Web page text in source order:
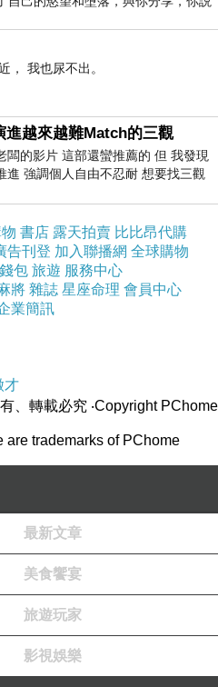
立刻要玩完， 留一半要
幾乎所有設施都不用排
場，不怕颳風下雨，這
的設施
電車/轉轉車/老爺車
儸紀探險。也有很多人玩
的雲霄飛車，膽子小的
點沒吐出來!類似咖啡杯
她好暈~~只有多多有勇氣
， 我也尿不出。
進越來越難Match的三觀
闆的影片 這部還蠻推薦的 但 我發現
進 強調個人自由不忍耐 想要找三觀
對象 連朋友都超
書店 露天拍賣 比比昂代購
告刊登 加入聯播網 全球購物
包 旅遊 服務中心
將 雜誌 星座命理 會員中心
業簡訊
才
、轉載必究 ‧Copyright PChome
are trademarks of PChome
最新文章
美食饗宴
旅遊玩家
影視娛樂